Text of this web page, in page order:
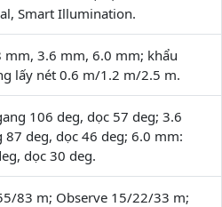
Smart Illumination.
mm, 3.6 mm, 6.0 mm; khẩu
lấy nét 0.6 m/1.2 m/2.5 m.
106 deg, dọc 57 deg; 3.6
87 deg, dọc 46 deg; 6.0 mm:
dọc 30 deg.
83 m; Observe 15/22/33 m;